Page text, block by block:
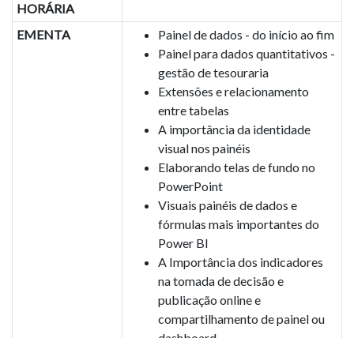
HORÁRIA
EMENTA
Painel de dados - do início ao fim
Painel para dados quantitativos -
gestão de tesouraria
Extensões e relacionamento
entre tabelas
A importância da identidade
visual nos painéis
Elaborando telas de fundo no
PowerPoint
Visuais painéis de dados e
fórmulas mais importantes do
Power BI
A Importância dos indicadores
na tomada de decisão e
publicação online e
compartilhamento de painel ou